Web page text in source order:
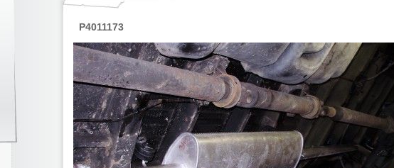
P4011173